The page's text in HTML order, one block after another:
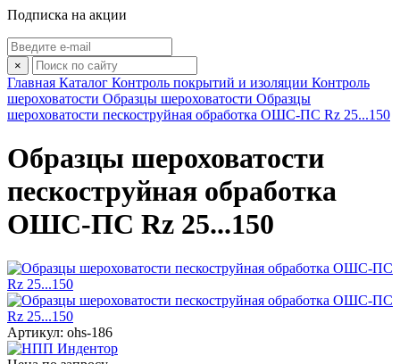
Подписка на акции
×
Главная Каталог Контроль покрытий и изоляции Контроль
шероховатости Образцы шероховатости Образцы
шероховатости пескоструйная обработка ОШС-ПС Rz 25...150
Образцы шероховатости
пескоструйная обработка
ОШС-ПС Rz 25...150
Артикул: ohs-186